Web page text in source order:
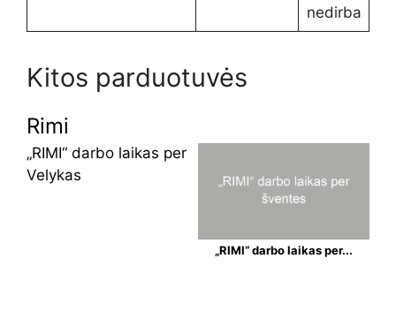
nedirba
Kitos parduotuvės
Rimi
„RIMI“ darbo laikas per
Velykas
„RIMI“ darbo laikas per...